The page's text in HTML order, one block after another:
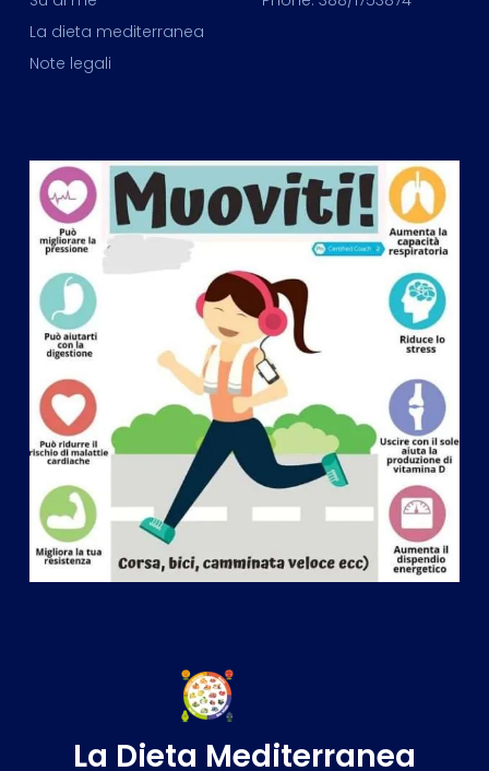
La Dieta Mediterranea
La dieta mediterranea
Note legali